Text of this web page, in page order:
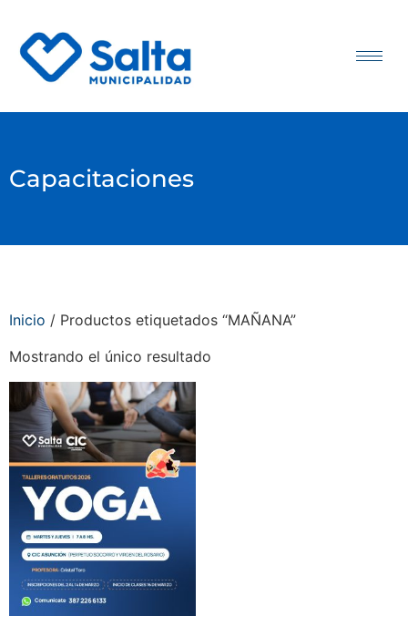
Capacitaciones
Inicio / Productos etiquetados “MAÑANA”
Mostrando el único resultado